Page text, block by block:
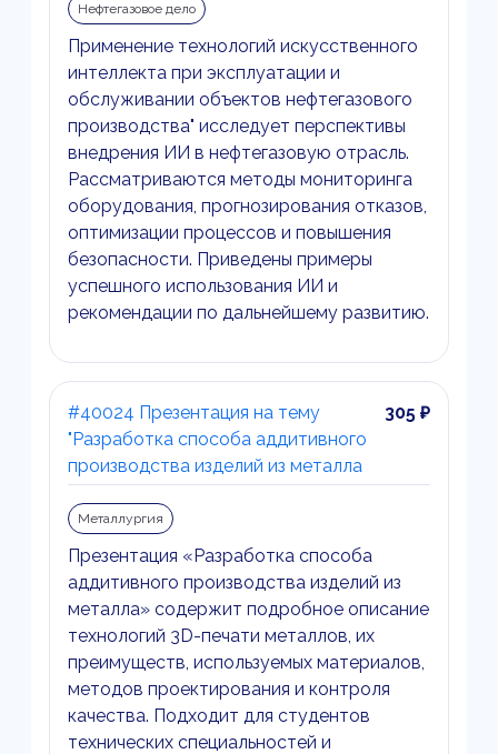
Нефтегазовое дело
Применение технологий искусственного
интеллекта при эксплуатации и
обслуживании объектов нефтегазового
производства" исследует перспективы
внедрения ИИ в нефтегазовую отрасль.
Рассматриваются методы мониторинга
оборудования, прогнозирования отказов,
оптимизации процессов и повышения
безопасности. Приведены примеры
успешного использования ИИ и
рекомендации по дальнейшему развитию.
#40024 Презентация на тему
"Разработка способа аддитивного
производства изделий из металла
305 ₽
Металлургия
Презентация «Разработка способа
аддитивного производства изделий из
металла» содержит подробное описание
технологий 3D-печати металлов, их
преимуществ, используемых материалов,
методов проектирования и контроля
качества. Подходит для студентов
технических специальностей и